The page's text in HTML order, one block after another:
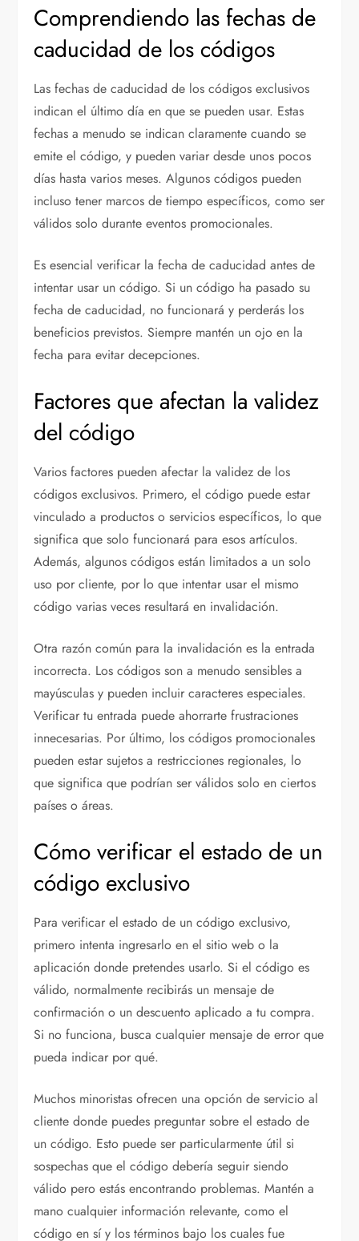
Comprendiendo las fechas de
caducidad de los códigos
Las fechas de caducidad de los códigos exclusivos
indican el último día en que se pueden usar. Estas
fechas a menudo se indican claramente cuando se
emite el código, y pueden variar desde unos pocos
días hasta varios meses. Algunos códigos pueden
incluso tener marcos de tiempo específicos, como ser
válidos solo durante eventos promocionales.
Es esencial verificar la fecha de caducidad antes de
intentar usar un código. Si un código ha pasado su
fecha de caducidad, no funcionará y perderás los
beneficios previstos. Siempre mantén un ojo en la
fecha para evitar decepciones.
Factores que afectan la validez
del código
Varios factores pueden afectar la validez de los
códigos exclusivos. Primero, el código puede estar
vinculado a productos o servicios específicos, lo que
significa que solo funcionará para esos artículos.
Además, algunos códigos están limitados a un solo
uso por cliente, por lo que intentar usar el mismo
código varias veces resultará en invalidación.
Otra razón común para la invalidación es la entrada
incorrecta. Los códigos son a menudo sensibles a
mayúsculas y pueden incluir caracteres especiales.
Verificar tu entrada puede ahorrarte frustraciones
innecesarias. Por último, los códigos promocionales
pueden estar sujetos a restricciones regionales, lo
que significa que podrían ser válidos solo en ciertos
países o áreas.
Cómo verificar el estado de un
código exclusivo
Para verificar el estado de un código exclusivo,
primero intenta ingresarlo en el sitio web o la
aplicación donde pretendes usarlo. Si el código es
válido, normalmente recibirás un mensaje de
confirmación o un descuento aplicado a tu compra.
Si no funciona, busca cualquier mensaje de error que
pueda indicar por qué.
Muchos minoristas ofrecen una opción de servicio al
cliente donde puedes preguntar sobre el estado de
un código. Esto puede ser particularmente útil si
sospechas que el código debería seguir siendo
válido pero estás encontrando problemas. Mantén a
mano cualquier información relevante, como el
código en sí y los términos bajo los cuales fue